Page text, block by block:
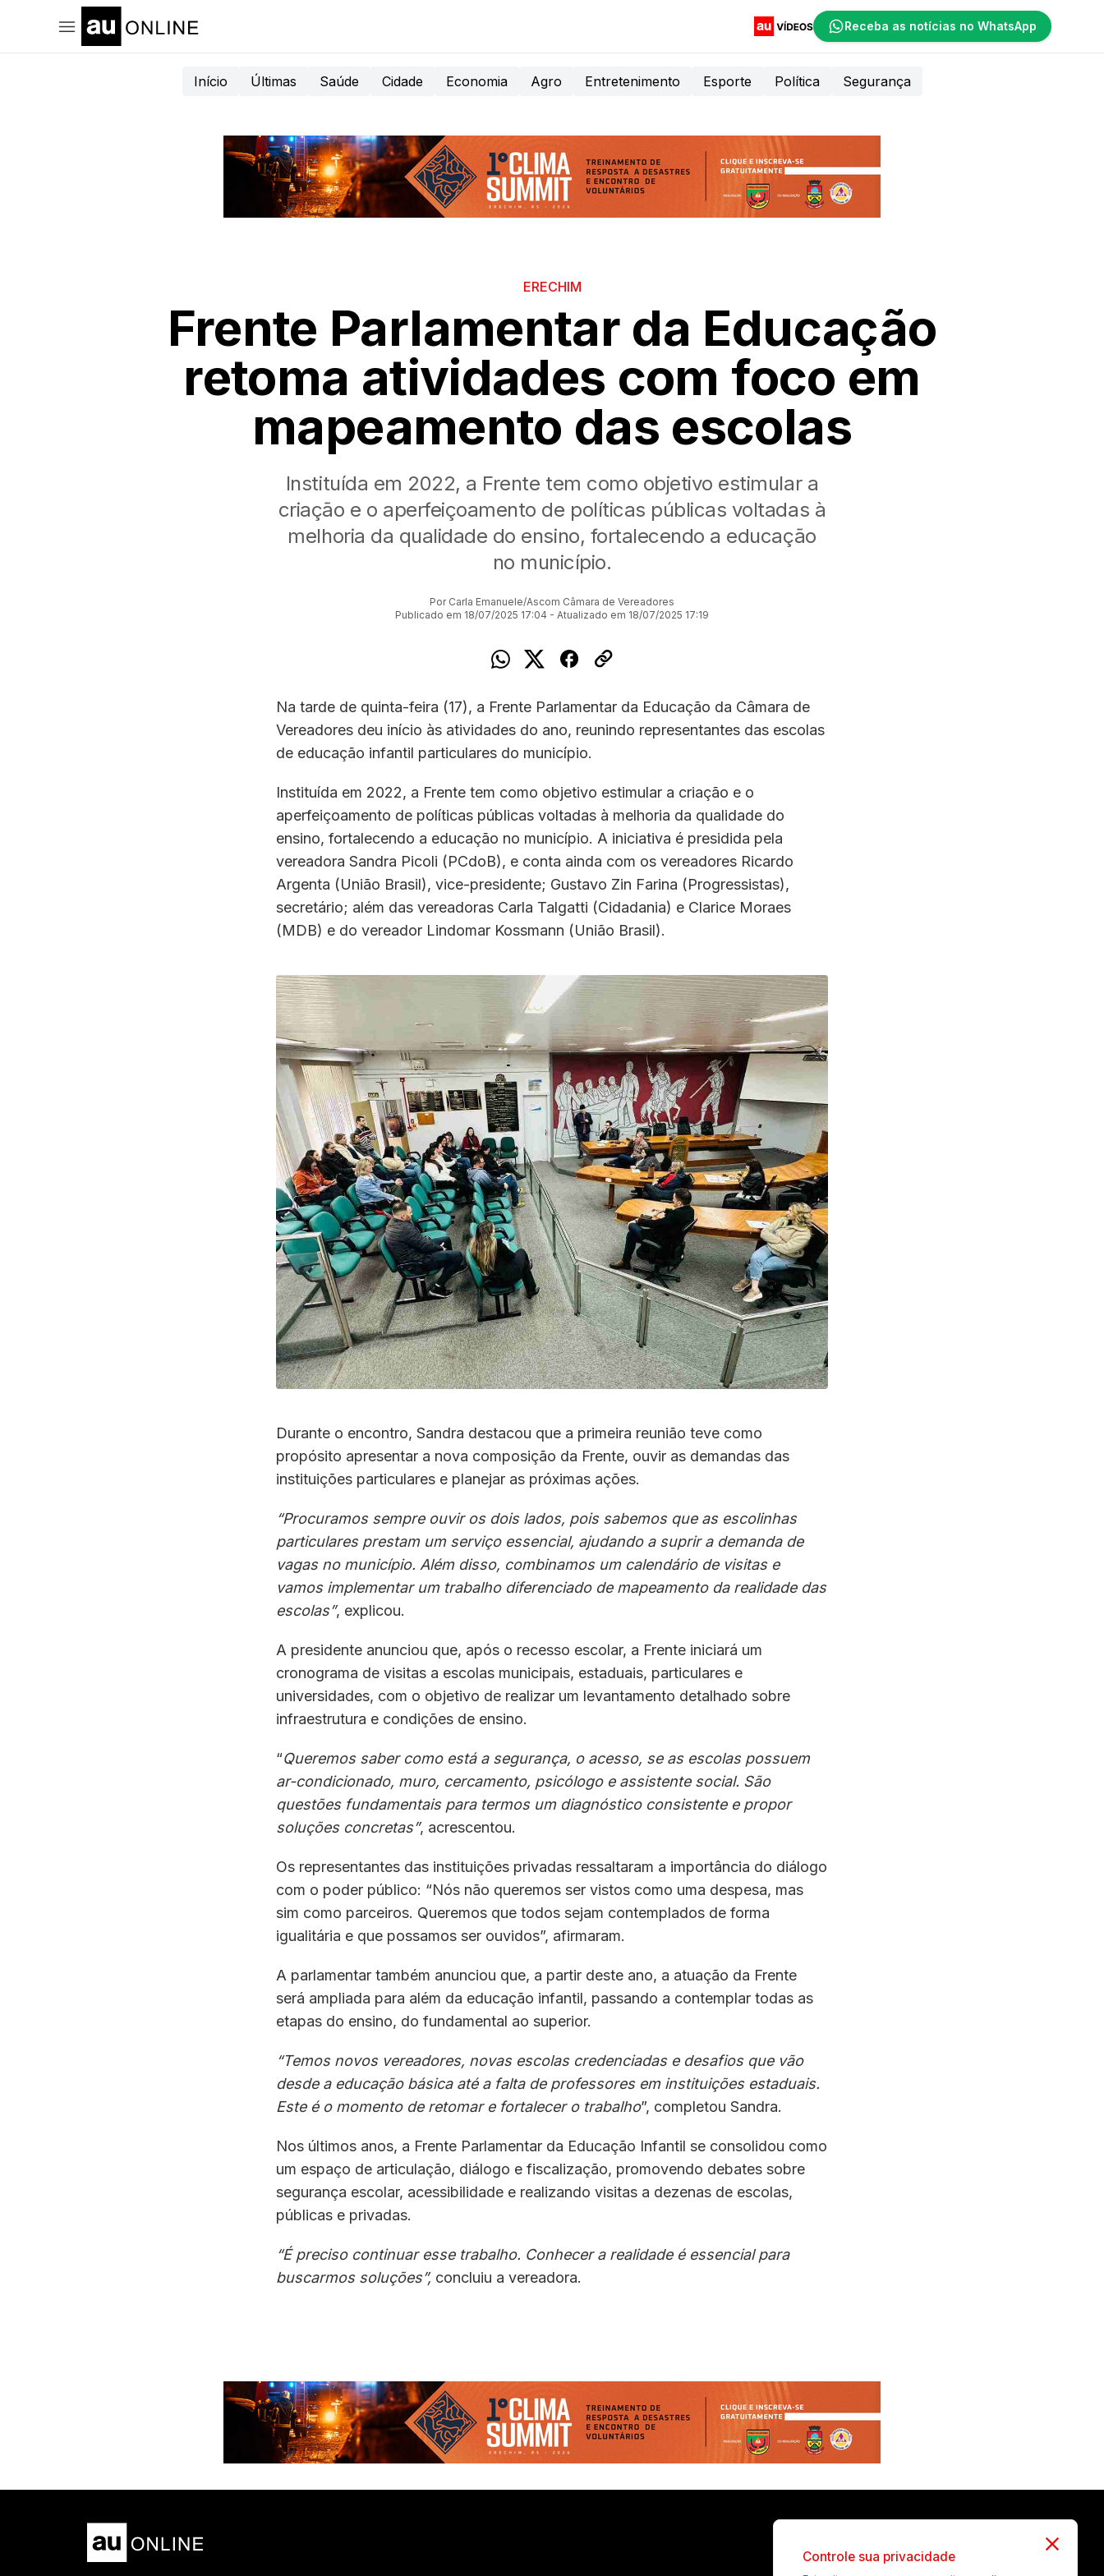
Receba as notícias no WhatsApp
Início Últimas Saúde Cidade Economia Agro Entretenimento Esporte Política Segurança
ERECHIM
Frente Parlamentar da Educação
retoma atividades com foco em
mapeamento das escolas
Instituída em 2022, a Frente tem como objetivo estimular a
criação e o aperfeiçoamento de políticas públicas voltadas à
melhoria da qualidade do ensino, fortalecendo a educação
no município.
Por Carla Emanuele/Ascom Câmara de Vereadores
Publicado em 18/07/2025 17:04 - Atualizado em 18/07/2025 17:19
Na tarde de quinta-feira (17), a Frente Parlamentar da Educação da Câmara de
Vereadores deu início às atividades do ano, reunindo representantes das escolas
de educação infantil particulares do município.
Instituída em 2022, a Frente tem como objetivo estimular a criação e o
aperfeiçoamento de políticas públicas voltadas à melhoria da qualidade do
ensino, fortalecendo a educação no município. A iniciativa é presidida pela
vereadora Sandra Picoli (PCdoB), e conta ainda com os vereadores Ricardo
Argenta (União Brasil), vice-presidente; Gustavo Zin Farina (Progressistas),
secretário; além das vereadoras Carla Talgatti (Cidadania) e Clarice Moraes
(MDB) e do vereador Lindomar Kossmann (União Brasil).
Durante o encontro, Sandra destacou que a primeira reunião teve como
propósito apresentar a nova composição da Frente, ouvir as demandas das
instituições particulares e planejar as próximas ações.
“Procuramos sempre ouvir os dois lados, pois sabemos que as escolinhas
particulares prestam um serviço essencial, ajudando a suprir a demanda de
vagas no município. Além disso, combinamos um calendário de visitas e
vamos implementar um trabalho diferenciado de mapeamento da realidade das
escolas”, explicou.
A presidente anunciou que, após o recesso escolar, a Frente iniciará um
cronograma de visitas a escolas municipais, estaduais, particulares e
universidades, com o objetivo de realizar um levantamento detalhado sobre
infraestrutura e condições de ensino.
“Queremos saber como está a segurança, o acesso, se as escolas possuem
ar-condicionado, muro, cercamento, psicólogo e assistente social. São
questões fundamentais para termos um diagnóstico consistente e propor
soluções concretas”, acrescentou.
Os representantes das instituições privadas ressaltaram a importância do diálogo
com o poder público: “Nós não queremos ser vistos como uma despesa, mas
sim como parceiros. Queremos que todos sejam contemplados de forma
igualitária e que possamos ser ouvidos”, afirmaram.
A parlamentar também anunciou que, a partir deste ano, a atuação da Frente
será ampliada para além da educação infantil, passando a contemplar todas as
etapas do ensino, do fundamental ao superior.
“Temos novos vereadores, novas escolas credenciadas e desafios que vão
desde a educação básica até a falta de professores em instituições estaduais.
Este é o momento de retomar e fortalecer o trabalho”, completou Sandra.
Nos últimos anos, a Frente Parlamentar da Educação Infantil se consolidou como
um espaço de articulação, diálogo e fiscalização, promovendo debates sobre
segurança escolar, acessibilidade e realizando visitas a dezenas de escolas,
públicas e privadas.
“É preciso continuar esse trabalho. Conhecer a realidade é essencial para
buscarmos soluções”, concluiu a vereadora.
Controle sua privacidade